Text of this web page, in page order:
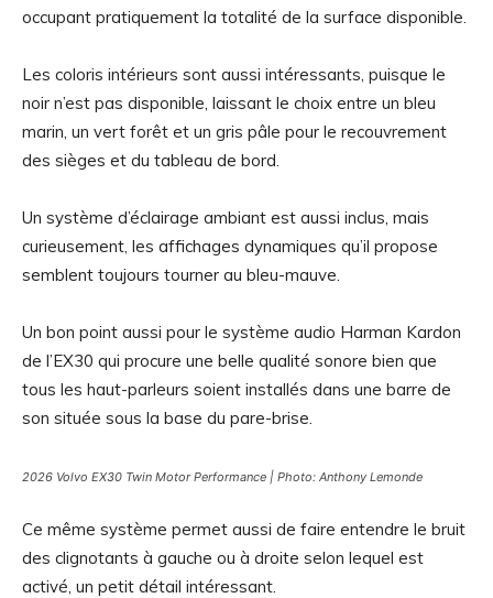
occupant pratiquement la totalité de la surface disponible.
Les coloris intérieurs sont aussi intéressants, puisque le
noir n’est pas disponible, laissant le choix entre un bleu
marin, un vert forêt et un gris pâle pour le recouvrement
des sièges et du tableau de bord.
Un système d’éclairage ambiant est aussi inclus, mais
curieusement, les affichages dynamiques qu’il propose
semblent toujours tourner au bleu-mauve.
Un bon point aussi pour le système audio Harman Kardon
de l’EX30 qui procure une belle qualité sonore bien que
tous les haut-parleurs soient installés dans une barre de
son située sous la base du pare-brise.
2026 Volvo EX30 Twin Motor Performance | Photo: Anthony Lemonde
Ce même système permet aussi de faire entendre le bruit
des clignotants à gauche ou à droite selon lequel est
activé, un petit détail intéressant.